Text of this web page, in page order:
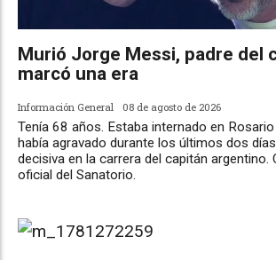
Murió Jorge Messi, padre del
marcó una era
Información General 08 de agosto de 2026
Tenía 68 años. Estaba internado en
había agravado durante los últimos dos
decisiva en la carrera del capitán argentino.
oficial del Sanatorio.